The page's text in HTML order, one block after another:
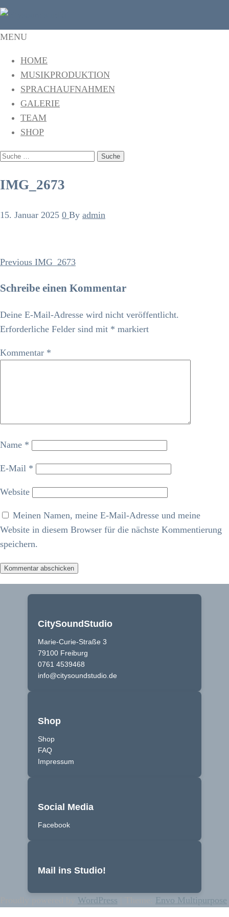
citysoundstudio
Das Tonstudio in Freiburg
MENU
HOME
MUSIKPRODUKTION
SPRACHAUFNAHMEN
GALERIE
TEAM
SHOP
SUCHE
IMG_2673
15. Januar 2025 0 By admin
Beitrags-
Navigation
Previous
Previous IMG_2673
Schreibe einen Kommentar
Deine E-Mail-Adresse wird nicht veröffentlicht.
Erforderliche Felder sind mit * markiert
Kommentar *
Name *
E-Mail *
Website
Meinen Namen, meine E-Mail-Adresse und meine
Website in diesem Browser für die nächste Kommentierung
speichern.
CitySoundStudio
Marie-Curie-Straße 3
79100 Freiburg
0761 4539468
info@citysoundstudio.de
Shop
Shop
FAQ
Impressum
Social Media
Facebook
Mail ins Studio!
WordPress Envo Multipurpose